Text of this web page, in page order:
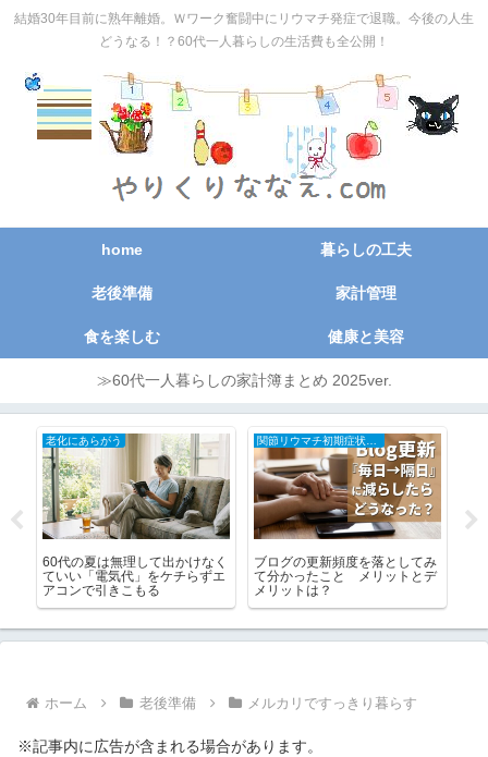
結婚30年目前に熟年離婚。Ｗワーク奮闘中にリウマチ発症で退職。今後の人生
どうなる！？60代一人暮らしの生活費も全公開！
home 暮らしの工夫
老後準備 家計管理
食を楽しむ 健康と美容
≫60代一人暮らしの家計簿まとめ 2025ver.
老化にあらがう
60代の夏は無理して出かけなく
ていい「電気代」をケチらずエ
アコンで引きこもる
ブログの更新頻度を落としてみ
て分かったこと メリットとデ
メリットは？
ホーム 老後準備 メルカリですっきり暮らす
※記事内に広告が含まれる場合があります。